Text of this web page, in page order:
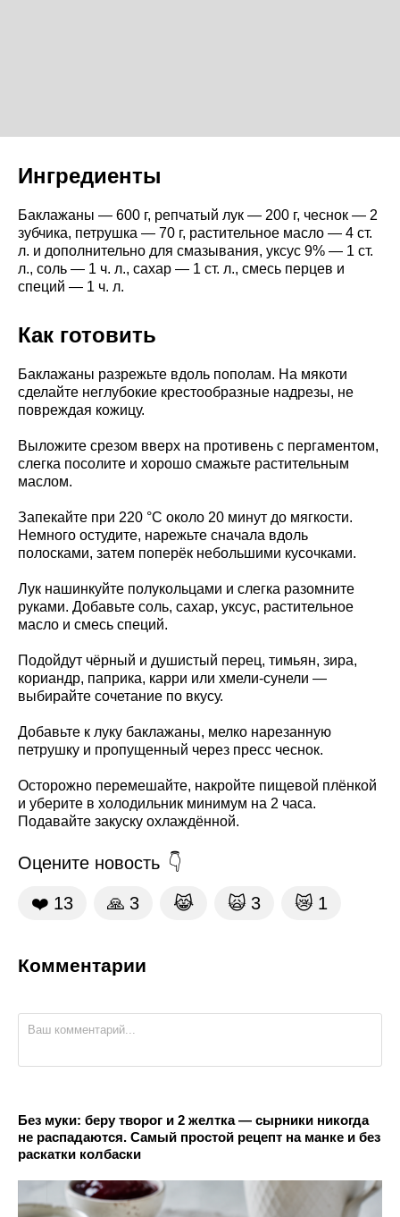
Ингредиенты
Баклажаны — 600 г, репчатый лук — 200 г, чеснок — 2
зубчика, петрушка — 70 г, растительное масло — 4 ст.
л. и дополнительно для смазывания, уксус 9% — 1 ст.
л., соль — 1 ч. л., сахар — 1 ст. л., смесь перцев и
специй — 1 ч. л.
Как готовить
Баклажаны разрежьте вдоль пополам. На мякоти
сделайте неглубокие крестообразные надрезы, не
повреждая кожицу.
Выложите срезом вверх на противень с пергаментом,
слегка посолите и хорошо смажьте растительным
маслом.
Запекайте при 220 °C около 20 минут до мягкости.
Немного остудите, нарежьте сначала вдоль
полосками, затем поперёк небольшими кусочками.
Лук нашинкуйте полукольцами и слегка разомните
руками. Добавьте соль, сахар, уксус, растительное
масло и смесь специй.
Подойдут чёрный и душистый перец, тимьян, зира,
кориандр, паприка, карри или хмели-сунели —
выбирайте сочетание по вкусу.
Добавьте к луку баклажаны, мелко нарезанную
петрушку и пропущенный через пресс чеснок.
Осторожно перемешайте, накройте пищевой плёнкой
и уберите в холодильник минимум на 2 часа.
Подавайте закуску охлаждённой.
Оцените новость
❤️ 13 🙏 3 😹 🙀 3 😿 1
Комментарии
Без муки: беру творог и 2 желтка — сырники никогда
не распадаются. Самый простой рецепт на манке и без
раскатки колбаски